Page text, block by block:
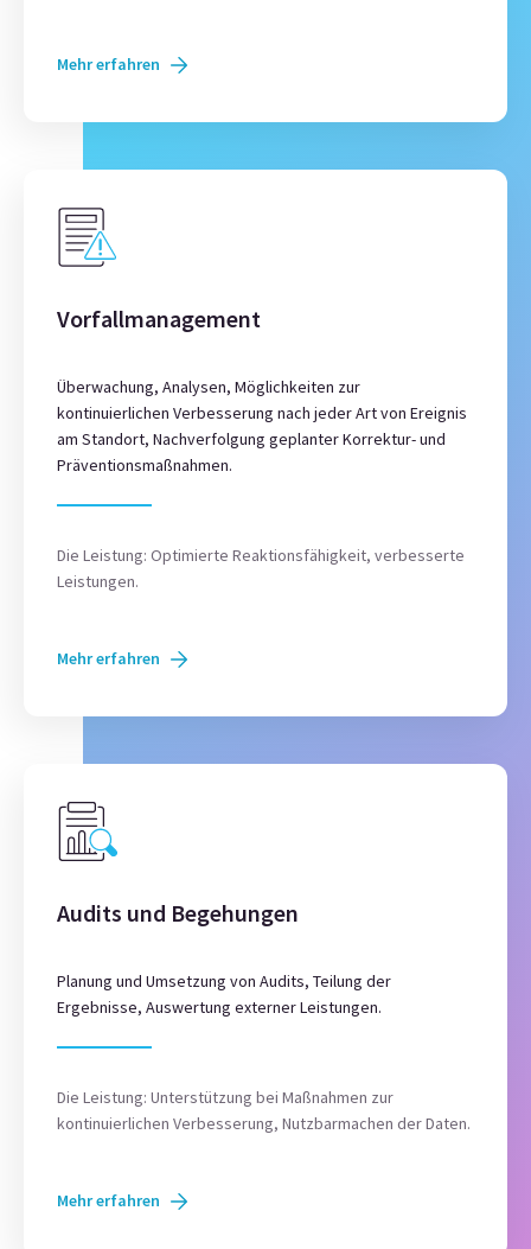
Mehr erfahren
Vorfallmanagement
Überwachung, Analysen, Möglichkeiten zur
kontinuierlichen Verbesserung nach jeder Art von Ereignis
am Standort, Nachverfolgung geplanter Korrektur- und
Präventionsmaßnahmen.
Die Leistung: Optimierte Reaktionsfähigkeit, verbesserte
Leistungen.
Mehr erfahren
Audits und Begehungen
Planung und Umsetzung von Audits, Teilung der
Ergebnisse, Auswertung externer Leistungen.
Die Leistung: Unterstützung bei Maßnahmen zur
kontinuierlichen Verbesserung, Nutzbarmachen der Daten.
Mehr erfahren